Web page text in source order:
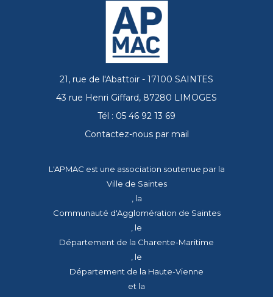
21, rue de l'Abattoir - 17100 SAINTES
43 rue Henri Giffard, 87280 LIMOGES
Tél : 05 46 92 13 69
Contactez-nous par mail
L'APMAC est une association soutenue par la
Ville de Saintes
, la
Communauté d'Agglomération de Saintes
, le
Département de la Charente-Maritime
, le
Département de la Haute-Vienne
et la